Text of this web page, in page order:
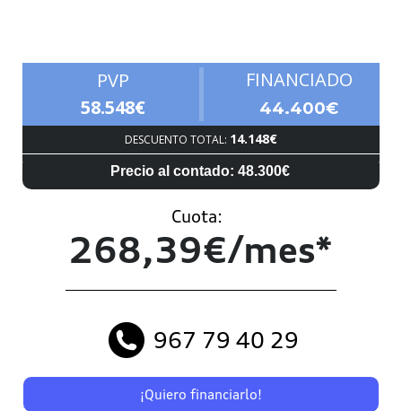
PVP
58.548€
FINANCIADO
44.400€
DESCUENTO TOTAL: 14.148€
Precio al contado: 48.300€
Cuota:
268,39€/mes*
967 79 40 29
¡Quiero financiarlo!